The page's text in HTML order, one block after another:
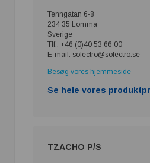
Tenngatan 6-8
234 35 Lomma
Sverige
Tlf.: +46 (0)40 53 66 00
E-mail: solectro@solectro.se
Besøg vores hjemmeside
Se hele vores
TZACHO P/S